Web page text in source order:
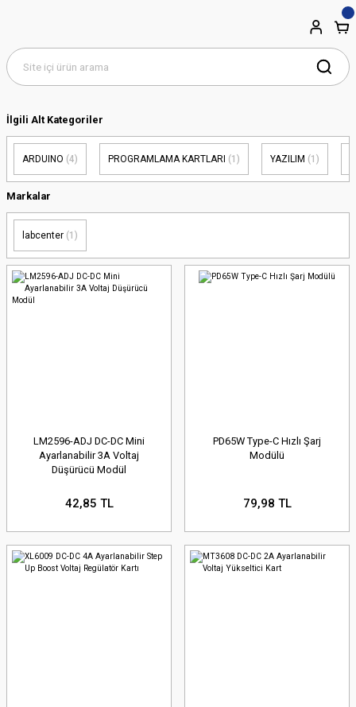
İlgili Alt Kategoriler
ARDUINO (4) PROGRAMLAMA KARTLARI (1) YAZILIM (1)
Markalar
labcenter (1)
LM2596-ADJ DC-DC Mini
Ayarlanabilir 3A Voltaj
Düşürücü Modül
42,85 TL
PD65W Type-C Hızlı Şarj
Modülü
79,98 TL